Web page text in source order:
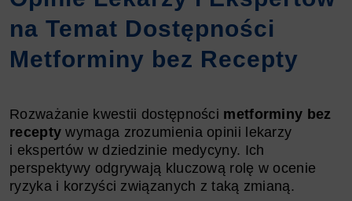
na Temat Dostępności
Metforminy bez Recepty
Rozważanie kwestii dostępności metforminy bez
recepty wymaga zrozumienia opinii lekarzy
i ekspertów w dziedzinie medycyny. Ich
perspektywy odgrywają kluczową rolę w ocenie
ryzyka i korzyści związanych z taką zmianą.